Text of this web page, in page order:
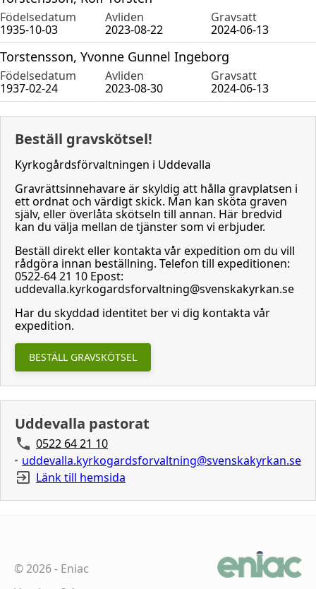
Födelsedatum Avliden
Gravsatt
1935-10-03
2023-08-22 2024-06-13
Torstensson, Yvonne Gunnel Ingeborg
Födelsedatum Avliden
Gravsatt
1937-02-24
2023-08-30 2024-06-13
Beställ gravskötsel!
Kyrkogårdsförvaltningen i Uddevalla
Gravrättsinnehavare är skyldig att hålla gravplatsen i
ett ordnat och värdigt skick. Man kan sköta graven
själv, eller överlåta skötseln till annan. Här bredvid
kan du välja mellan de tjänster som vi erbjuder.
Beställ direkt eller kontakta vår expedition om du vill
rådgöra innan beställning. Telefon till expeditionen:
0522-64 21 10 Epost:
uddevalla.kyrkogardsforvaltning@svenskakyrkan.se
Har du skyddad identitet ber vi dig kontakta vår
expedition.
BESTÄLL GRAVSKÖTSEL
Uddevalla pastorat
0522 64 21 10
uddevalla.kyrkogardsforvaltning@svenskakyrkan.se
Länk till hemsida
©2026- Eniac